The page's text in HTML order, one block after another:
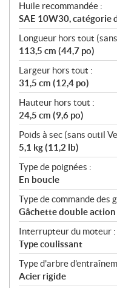
Huile recommandée :
SAE 10W30, catégorie
Longueur hors tout
113,5 cm (44,7 po)
Largeur hors tout :
31,5 cm (12,4 po)
Hauteur hors tout :
24,5 cm (9,6 po)
Poids à sec (sans outil
5,1 kg (11,2 lb)
Type de poignées :
En boucle
Type de commande des
Gâchette double action
Interrupteur du moteur :
Type coulissant
Type d'arbre
Acier rigide